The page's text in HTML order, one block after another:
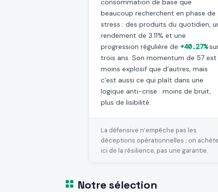
beaucoup recherchent en phase de
stress : des produits du quotidien,
rendement de 3.11% et une
progression régulière de +40.27%
trois ans. Son momentum de 57 est
moins explosif que d’autres, mais
c’est aussi ce qui plaît dans une
logique anti-crise : moins de bruit,
plus de lisibilité.
La défensive n’empêche pas les
déceptions opérationnelles ; on
ici de la résilience, pas une garantie.
Notre sélection